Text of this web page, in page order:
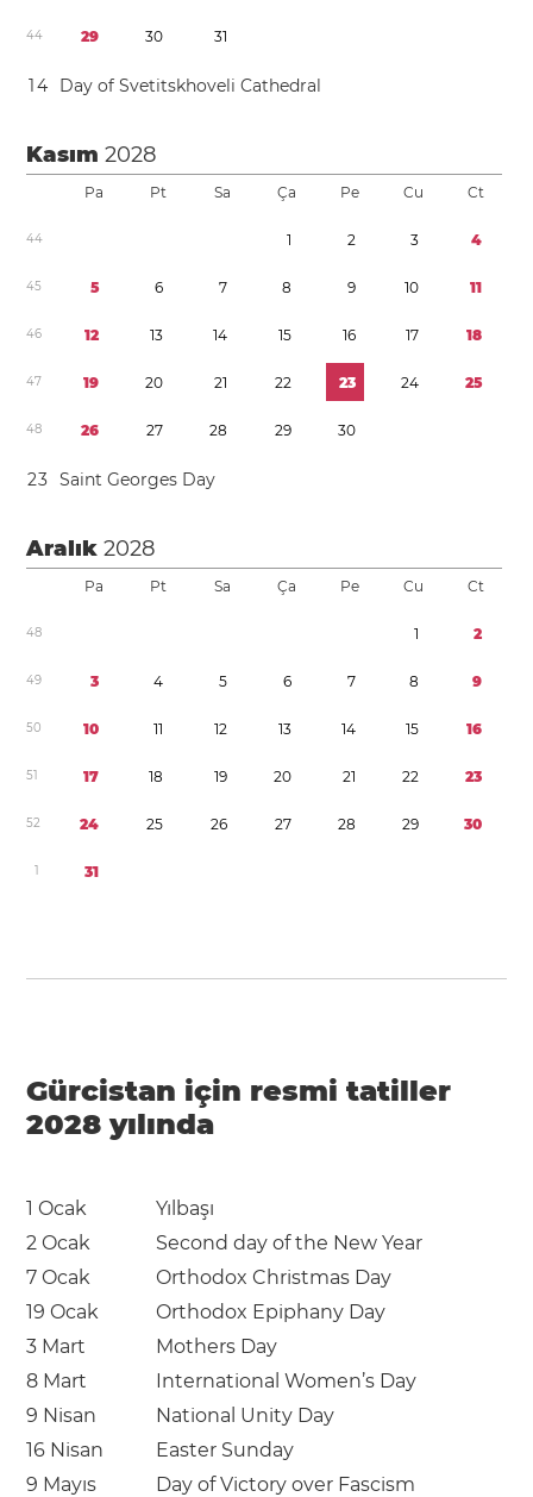
44 29 30 31
14 Day of Svetitskhoveli Cathedral
Kasım2028
Pa Pt Sa Ça Pe Cu Ct
44 1 2 3 4
45 5 6 7 8 9 10 11
46 12 13 14 15 16 17 18
47 19 20 21 22 23 24 25
48 26 27 28 29 30
23 Saint Georges Day
Aralık2028
Pa Pt Sa Ça Pe Cu Ct
48 1 2
49 3 4 5 6 7 8 9
50 10 11 12 13 14 15 16
51 17 18 19 20 21 22 23
52 24 25 26 27 28 29 30
1 31
Gürcistan için resmi tatiller
2028 yılında
1 Ocak
Yılbaşı
2 Ocak
Second day of the New Year
7 Ocak
Orthodox Christmas Day
19 Ocak
Orthodox Epiphany Day
3 Mart
Mothers Day
8 Mart
International Women’s Day
9 Nisan
National Unity Day
16 Nisan
Easter Sunday
9 Mayıs
Day of Victory over Fascism